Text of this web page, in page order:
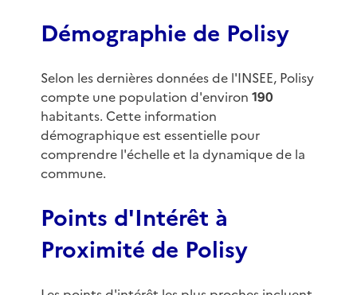
Démographie de Polisy
Selon les dernières données de l'INSEE, Polisy
compte une population d'environ 190
habitants. Cette information
démographique est essentielle pour
comprendre l'échelle et la dynamique de la
commune.
Points d'Intérêt à
Proximité de Polisy